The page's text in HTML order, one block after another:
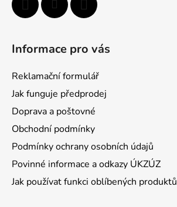
Informace pro vás
Reklamační formulář
Jak funguje předprodej
Doprava a poštovné
Obchodní podmínky
Podmínky ochrany osobních údajů
Povinné informace a odkazy ÚKZÚZ
Jak používat funkci oblíbených produktů